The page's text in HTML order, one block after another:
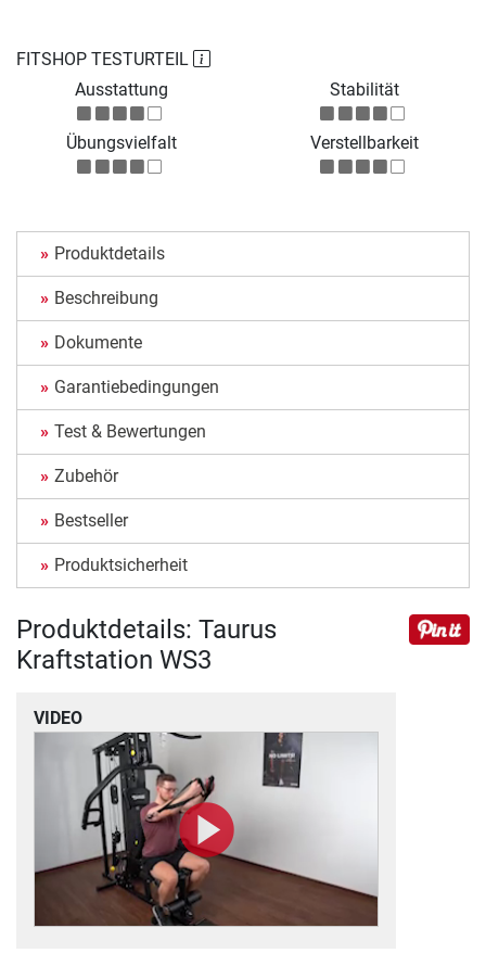
FITSHOP TESTURTEIL
Ausstattung
Stabilität
Übungsvielfalt Verstellbarkeit
Produktdetails
Beschreibung
Dokumente
Garantiebedingungen
Test & Bewertungen
Zubehör
Bestseller
Produktsicherheit
Produktdetails: Taurus
Kraftstation WS3
VIDEO